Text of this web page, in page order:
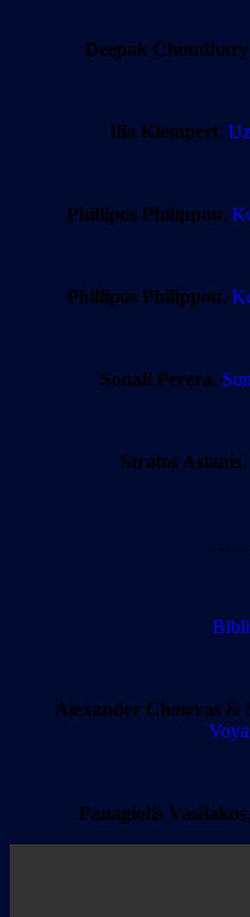
Deepak Choudhary
Ilia Klempert,
Phillipos Philippou,
Phillipos Philippou,
Sonali Perera,
Stratos Aslanis,
…
Alexander Cholevas &
Panagiotis Vasilakos,